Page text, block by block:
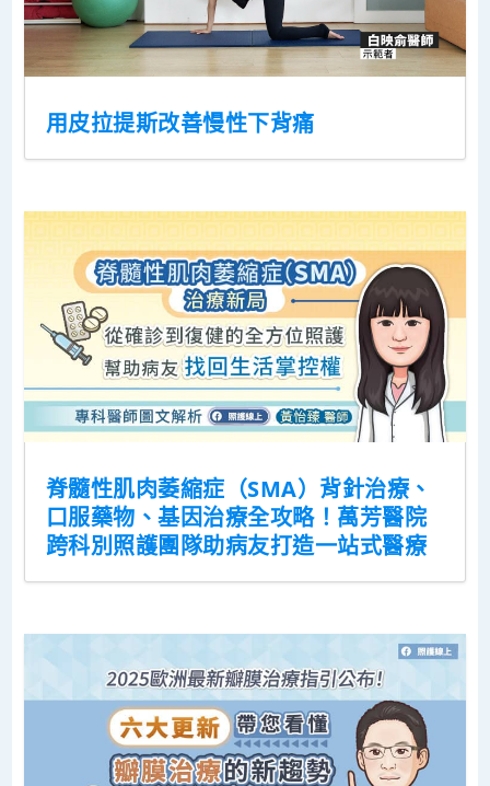
用皮拉提斯改善慢性下背痛
脊髓性肌肉萎縮症（SMA）背針治療、
口服藥物、基因治療全攻略！萬芳醫院
跨科別照護團隊助病友打造一站式醫療